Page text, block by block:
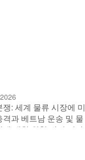
쟁: 세계 물류 시장에 미
격과 베트남 운송 및 물
에 대한 위험 관리 시사